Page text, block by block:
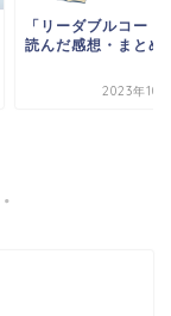
「リーダブルコード
読んだ感想・まとめ
2023年10